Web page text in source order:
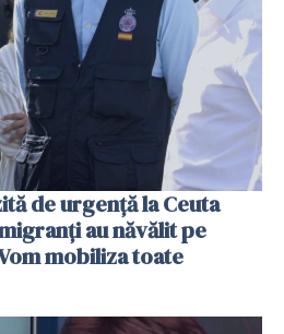
de urgență la Ceuta
au năvălit pe
mobiliza toate